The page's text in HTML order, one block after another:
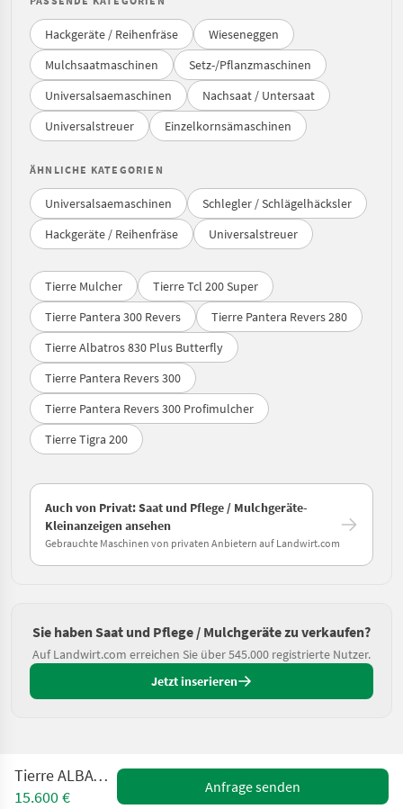
Hackgeräte / Reihenfräse
Wieseneggen
Mulchsaatmaschinen
Setz-/Pflanzmaschinen
Universalsaemaschinen
Nachsaat / Untersaat
Universalstreuer
Einzelkornsämaschinen
ÄHNLICHE KATEGORIEN
Universalsaemaschinen
Schlegler / Schlägelhäcksler
Hackgeräte / Reihenfräse
Universalstreuer
Tierre Mulcher
Tierre Tcl 200 Super
Tierre Pantera 300 Revers
Tierre Pantera Revers 280
Tierre Albatros 830 Plus Butterfly
Tierre Pantera Revers 300
Tierre Pantera Revers 300 Profimulcher
Tierre Tigra 200
Auch von Privat: Saat und Pflege / Mulchgeräte-
Kleinanzeigen ansehen
Gebrauchte Maschinen von privaten Anbietern auf Landwirt.com
Sie haben Saat und Pflege / Mulchgeräte zu verkaufen?
Auf Landwirt.com erreichen Sie über 545.000 registrierte Nutzer.
Jetzt inserieren
Tierre ALBATROS 830
15.600 €
Anfrage senden